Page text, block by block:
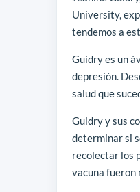
University,
tendemos a
Guidry es un
depresión.
salud que
Guidry y sus
determinar si
recolectar los
vacuna fueron